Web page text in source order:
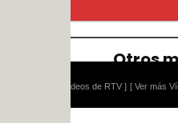
[ Ver más Vídeos didácticos ]